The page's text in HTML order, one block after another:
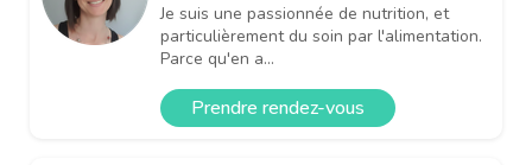
Je suis une passionnée de nutrition, et
particulièrement du soin par l'alimentation.
Parce qu'en a...
Prendre rendez-vous